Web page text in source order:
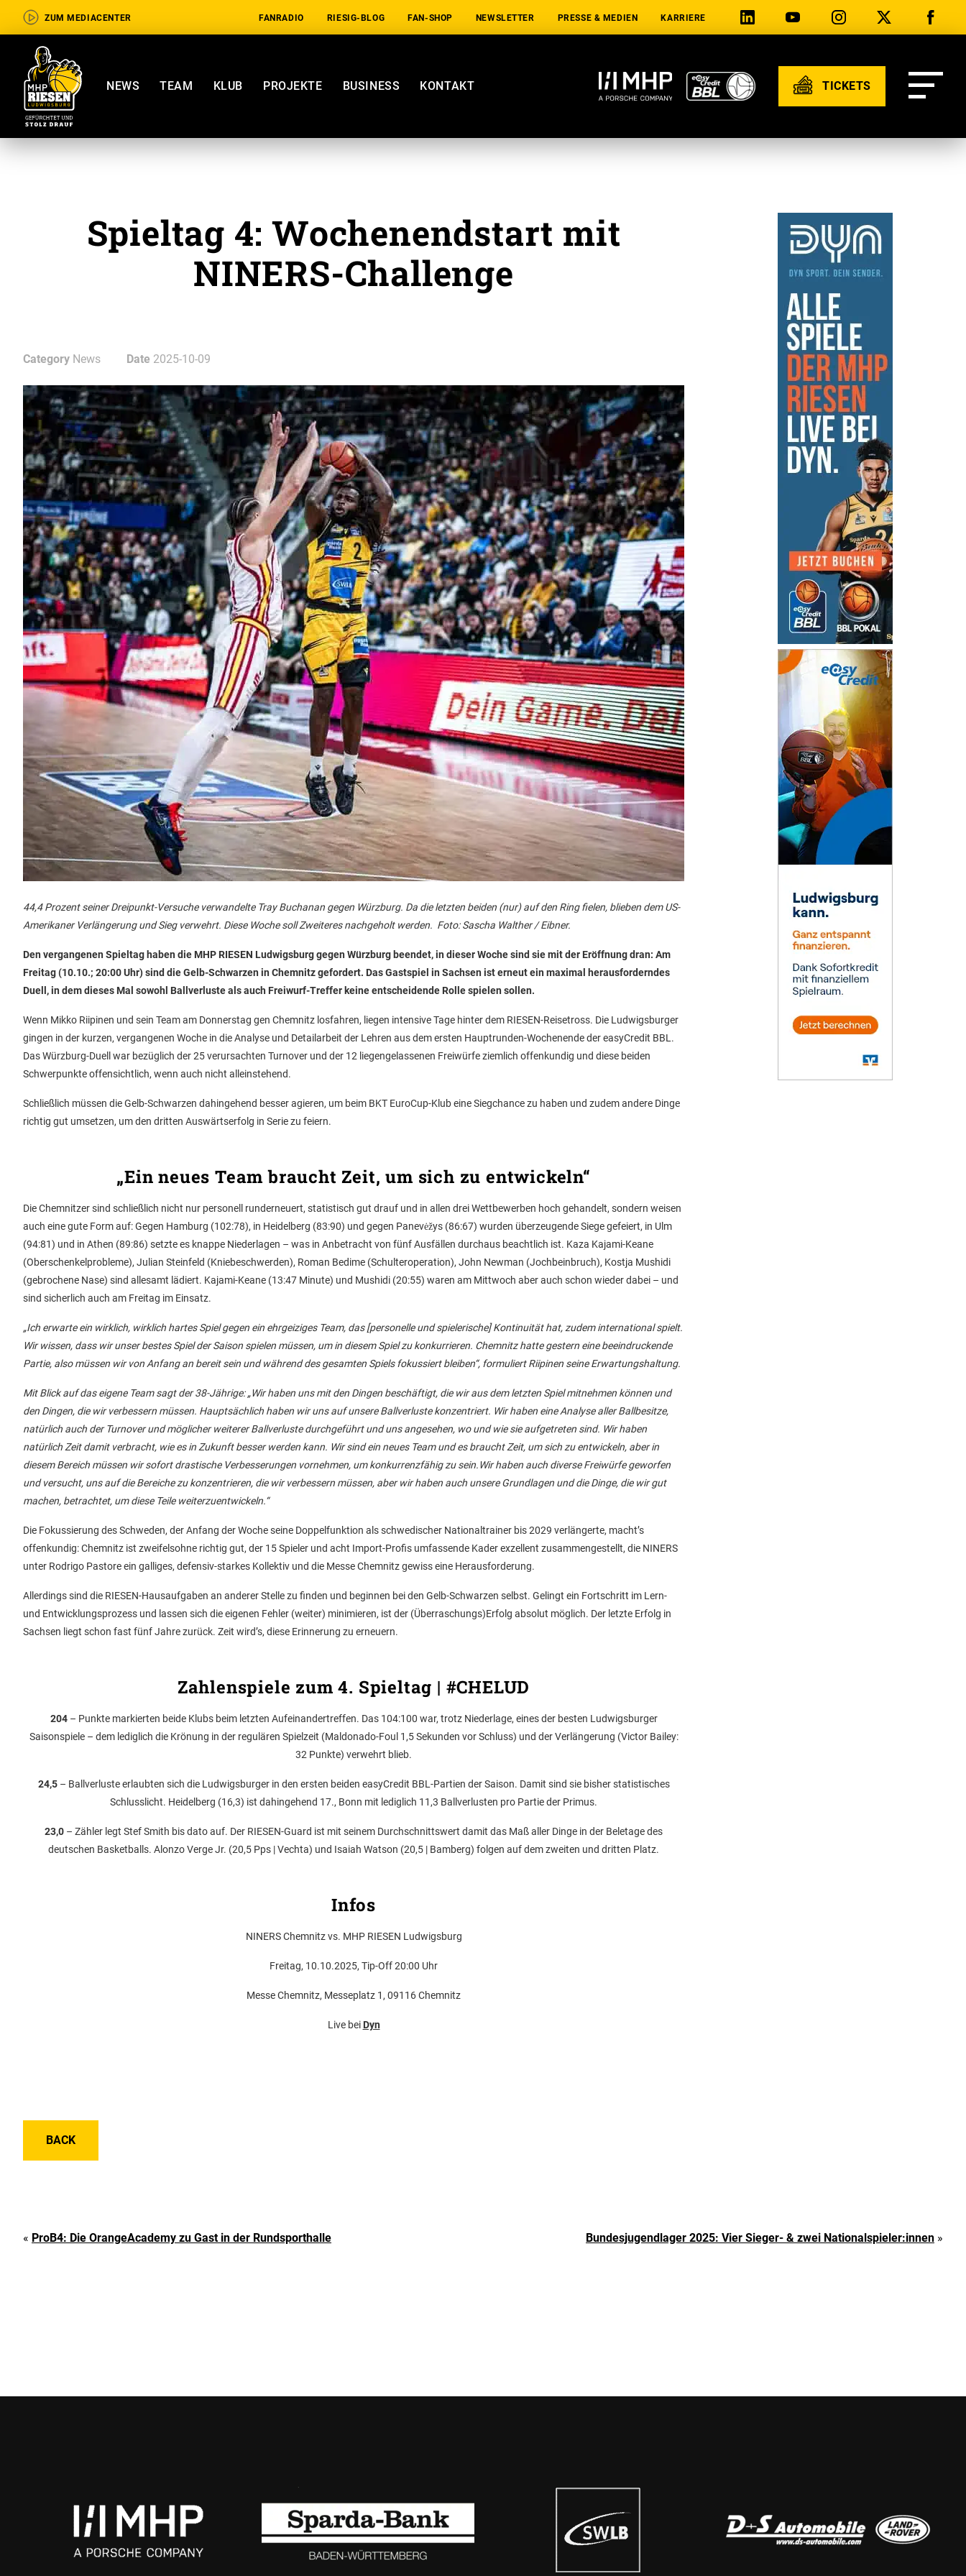
ZUM MEDIACENTER FANRADIO RIESIG-BLOG FAN-SHOP NEWSLETTER PRESSE & MEDIEN KARRIERE
NEWS TEAM KLUB PROJEKTE BUSINESS KONTAKT TICKETS
Spieltag 4: Wochenendstart mit
NINERS-Challenge
Category News Date 2025-10-09
44,4 Prozent seiner Dreipunkt-Versuche verwandelte Tray Buchanan gegen Würzburg. Da die letzten beiden (nur) auf den Ring fielen, blieben dem US-
Amerikaner Verlängerung und Sieg verwehrt. Diese Woche soll Zweiteres nachgeholt werden. Foto: Sascha Walther / Eibner.
Den vergangenen Spieltag haben die MHP RIESEN Ludwigsburg gegen Würzburg beendet, in dieser Woche sind sie mit der Eröffnung dran: Am
Freitag (10.10.; 20:00 Uhr) sind die Gelb-Schwarzen in Chemnitz gefordert. Das Gastspiel in Sachsen ist erneut ein maximal herausforderndes
Duell, in dem dieses Mal sowohl Ballverluste als auch Freiwurf-Treffer keine entscheidende Rolle spielen sollen.
Wenn Mikko Riipinen und sein Team am Donnerstag gen Chemnitz losfahren, liegen intensive Tage hinter dem RIESEN-Reisetross. Die Ludwigsburger
gingen in der kurzen, vergangenen Woche in die Analyse und Detailarbeit der Lehren aus dem ersten Hauptrunden-Wochenende der easyCredit BBL.
Das Würzburg-Duell war bezüglich der 25 verursachten Turnover und der 12 liegengelassenen Freiwürfe ziemlich offenkundig und diese beiden
Schwerpunkte offensichtlich, wenn auch nicht alleinstehend.
Schließlich müssen die Gelb-Schwarzen dahingehend besser agieren, um beim BKT EuroCup-Klub eine Siegchance zu haben und zudem andere Dinge
richtig gut umsetzen, um den dritten Auswärtserfolg in Serie zu feiern.
„Ein neues Team braucht Zeit, um sich zu entwickeln“
Die Chemnitzer sind schließlich nicht nur personell runderneuert, statistisch gut drauf und in allen drei Wettbewerben hoch gehandelt, sondern weisen
auch eine gute Form auf: Gegen Hamburg (102:78), in Heidelberg (83:90) und gegen Panevėžys (86:67) wurden überzeugende Siege gefeiert, in Ulm
(94:81) und in Athen (89:86) setzte es knappe Niederlagen – was in Anbetracht von fünf Ausfällen durchaus beachtlich ist. Kaza Kajami-Keane
(Oberschenkelprobleme), Julian Steinfeld (Kniebeschwerden), Roman Bedime (Schulteroperation), John Newman (Jochbeinbruch), Kostja Mushidi
(gebrochene Nase) sind allesamt lädiert. Kajami-Keane (13:47 Minute) und Mushidi (20:55) waren am Mittwoch aber auch schon wieder dabei – und
sind sicherlich auch am Freitag im Einsatz.
„Ich erwarte ein wirklich, wirklich hartes Spiel gegen ein ehrgeiziges Team, das [personelle und spielerische] Kontinuität hat, zudem international spielt.
Wir wissen, dass wir unser bestes Spiel der Saison spielen müssen, um in diesem Spiel zu konkurrieren. Chemnitz hatte gestern eine beeindruckende
Partie, also müssen wir von Anfang an bereit sein und während des gesamten Spiels fokussiert bleiben“, formuliert Riipinen seine Erwartungshaltung.
Mit Blick auf das eigene Team sagt der 38-Jährige: „Wir haben uns mit den Dingen beschäftigt, die wir aus dem letzten Spiel mitnehmen können und
den Dingen, die wir verbessern müssen. Hauptsächlich haben wir uns auf unsere Ballverluste konzentriert. Wir haben eine Analyse aller Ballbesitze,
natürlich auch der Turnover und möglicher weiterer Ballverluste durchgeführt und uns angesehen, wo und wie sie aufgetreten sind. Wir haben
natürlich Zeit damit verbracht, wie es in Zukunft besser werden kann. Wir sind ein neues Team und es braucht Zeit, um sich zu entwickeln, aber in
diesem Bereich müssen wir sofort drastische Verbesserungen vornehmen, um konkurrenzfähig zu sein.Wir haben auch diverse Freiwürfe geworfen
und versucht, uns auf die Bereiche zu konzentrieren, die wir verbessern müssen, aber wir haben auch unsere Grundlagen und die Dinge, die wir gut
machen, betrachtet, um diese Teile weiterzuentwickeln.“
Die Fokussierung des Schweden, der Anfang der Woche seine Doppelfunktion als schwedischer Nationaltrainer bis 2029 verlängerte, macht’s
offenkundig: Chemnitz ist zweifelsohne richtig gut, der 15 Spieler und acht Import-Profis umfassende Kader exzellent zusammengestellt, die NINERS
unter Rodrigo Pastore ein galliges, defensiv-starkes Kollektiv und die Messe Chemnitz gewiss eine Herausforderung.
Allerdings sind die RIESEN-Hausaufgaben an anderer Stelle zu finden und beginnen bei den Gelb-Schwarzen selbst. Gelingt ein Fortschritt im Lern-
und Entwicklungsprozess und lassen sich die eigenen Fehler (weiter) minimieren, ist der (Überraschungs)Erfolg absolut möglich. Der letzte Erfolg in
Sachsen liegt schon fast fünf Jahre zurück. Zeit wird’s, diese Erinnerung zu erneuern.
Zahlenspiele zum 4. Spieltag | #CHELUD
204 – Punkte markierten beide Klubs beim letzten Aufeinandertreffen. Das 104:100 war, trotz Niederlage, eines der besten Ludwigsburger
Saisonspiele – dem lediglich die Krönung in der regulären Spielzeit (Maldonado-Foul 1,5 Sekunden vor Schluss) und der Verlängerung (Victor Bailey:
32 Punkte) verwehrt blieb.
24,5 – Ballverluste erlaubten sich die Ludwigsburger in den ersten beiden easyCredit BBL-Partien der Saison. Damit sind sie bisher statistisches
Schlusslicht. Heidelberg (16,3) ist dahingehend 17., Bonn mit lediglich 11,3 Ballverlusten pro Partie der Primus.
23,0 – Zähler legt Stef Smith bis dato auf. Der RIESEN-Guard ist mit seinem Durchschnittswert damit das Maß aller Dinge in der Beletage des
deutschen Basketballs. Alonzo Verge Jr. (20,5 Pps | Vechta) und Isaiah Watson (20,5 | Bamberg) folgen auf dem zweiten und dritten Platz.
Infos
NINERS Chemnitz vs. MHP RIESEN Ludwigsburg
Freitag, 10.10.2025, Tip-Off 20:00 Uhr
Messe Chemnitz, Messeplatz 1, 09116 Chemnitz
Live bei Dyn
BACK
« ProB4: Die OrangeAcademy zu Gast in der Rundsporthalle Bundesjugendlager 2025: Vier Sieger- & zwei Nationalspieler:innen »